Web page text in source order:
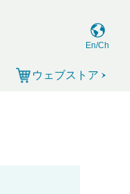
En/Ch
ウェブストア